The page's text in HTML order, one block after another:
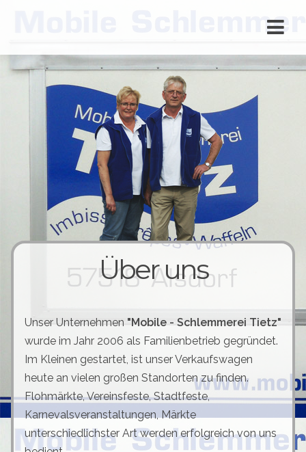
Über uns
Unser Unternehmen "Mobile - Schlemmerei Tietz"
wurde im Jahr 2006 als Familienbetrieb gegründet.
Im Kleinen gestartet, ist unser Verkaufswagen
heute an vielen großen Standorten zu finden.
Flohmärkte, Vereinsfeste, Stadtfeste,
Karnevalsveranstaltungen, Märkte
unterschiedlichster Art werden erfolgreich von uns